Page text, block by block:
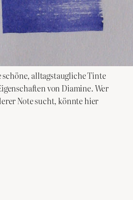
alltagstaugliche Tinte
von Diamine. Wer
Note sucht, könnte hier